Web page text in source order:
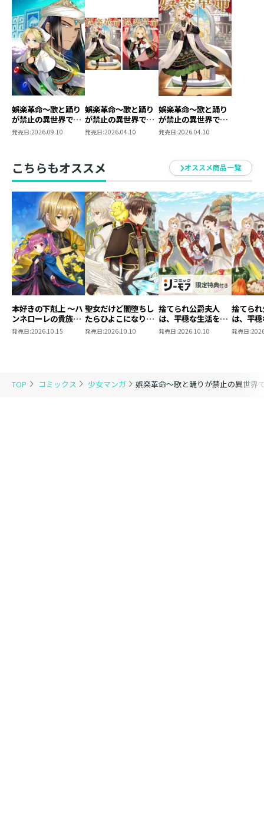
TOP コミックス 少女マンガ 娯楽革命～歌と踊りが禁止の異世界
娯楽革命～歌と踊り
が禁止の異世界で、
彼女は舞台の上に立
発売日:2026.09.10
娯楽革命〜歌と踊り
が禁止の異世界で、
彼女は舞台の上に立
ット【特典SS付き】
発売日:2026.04.10
娯楽革命～歌と踊り
が禁止の異世界で、
彼女は舞台の上に立
発売日:2026.04.10
こちらもオススメ オススメ商品一覧
本好きの下剋上 ～ハ
ンネローレの貴族院
五年生～ 「恋してみ
発売日:2026.10.15
聖女だけど闇堕ちし
たらひよこになりま
した！@COMIC 第4
発売日:2026.10.10
捨てられ公爵夫人
は、平穏な生活をお
望みのようです
発売日:2026.10.10
捨てら
は、平
望みの
発売日: